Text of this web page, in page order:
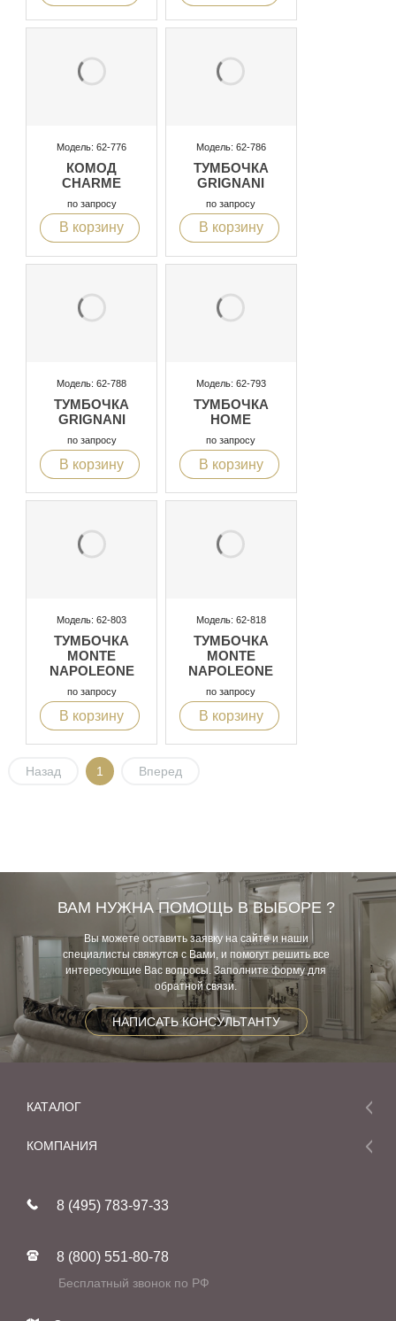
Модель: 62-776
КОМОД
CHARME
по запросу
В корзину
Модель: 62-786
ТУМБОЧКА
GRIGNANI
по запросу
В корзину
Модель: 62-788
ТУМБОЧКА
GRIGNANI
по запросу
В корзину
Модель: 62-793
ТУМБОЧКА
HOME
по запросу
В корзину
Модель: 62-803
ТУМБОЧКА
MONTE
NAPOLEONE
по запросу
В корзину
Модель: 62-818
ТУМБОЧКА
MONTE
NAPOLEONE
по запросу
В корзину
Назад 1 Вперед
ВАМ НУЖНА ПОМОЩЬ В ВЫБОРЕ ?
Вы можете оставить заявку на сайте и наши
специалисты свяжутся с Вами, и помогут решить все
интересующие Вас вопросы. Заполните форму для
обратной связи.
НАПИСАТЬ КОНСУЛЬТАНТУ
КАТАЛОГ
Мебель
Фабрики
КОМПАНИЯ
Реставрация
Контакты
8 (495) 783-97-33
8 (800) 551-80-78
Бесплатный звонок по РФ